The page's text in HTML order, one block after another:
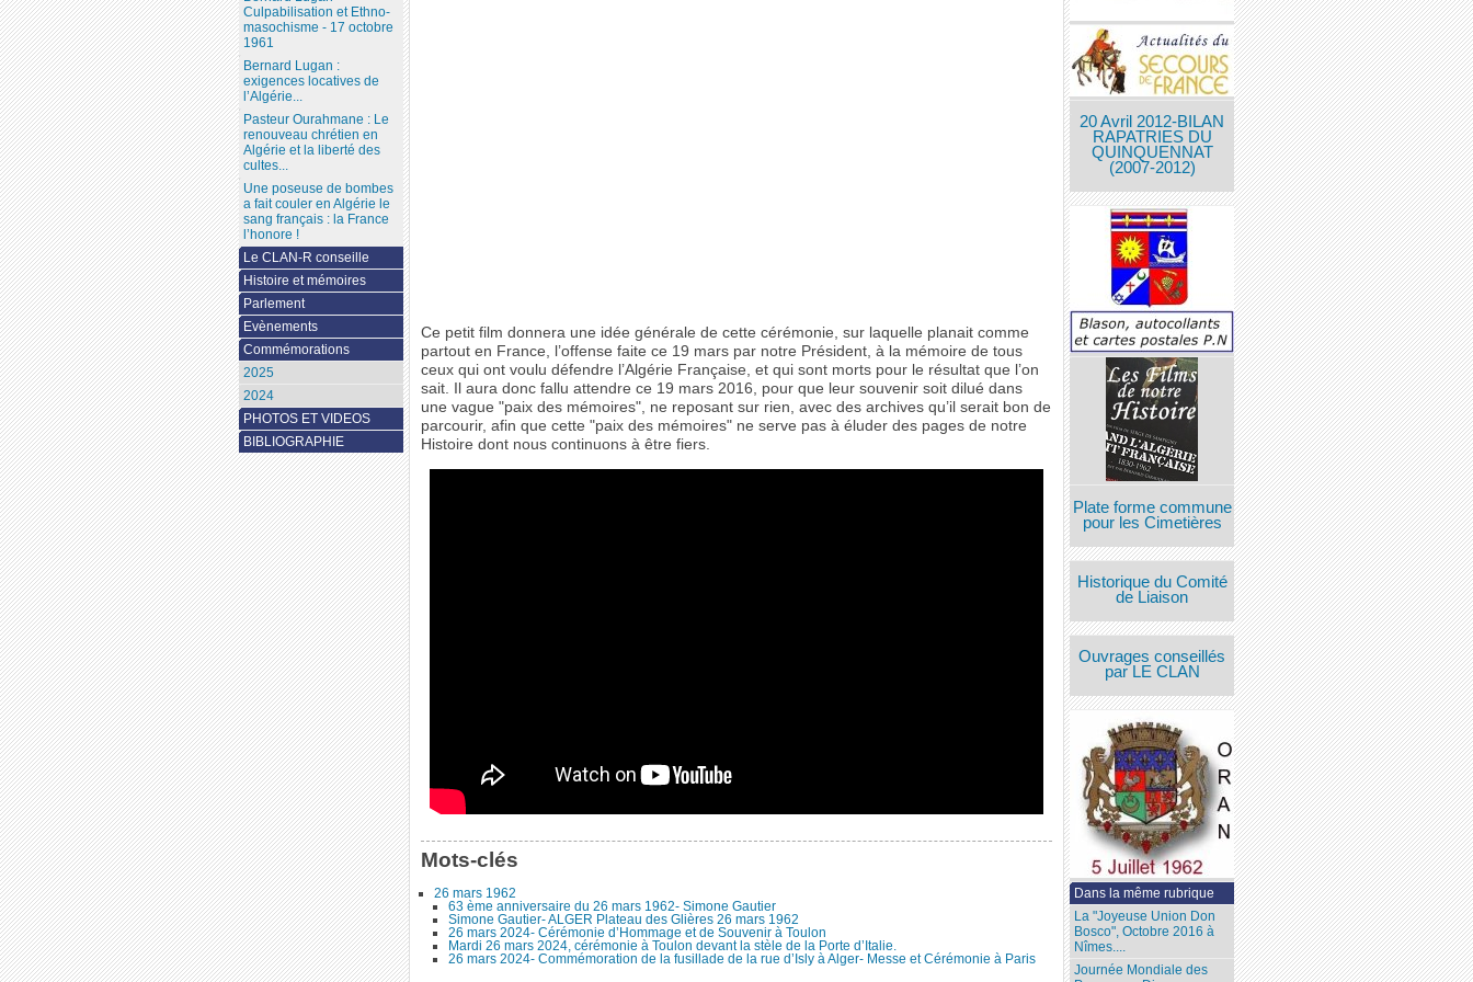
Ce petit film donnera une idée générale de cette cérémonie, sur laquelle planait comme
partout en France, l’offense faite ce 19 mars par notre Président, à la mémoire de tous
ceux qui ont voulu défendre l’Algérie Française, et qui sont morts pour le résultat que l’on
sait. Il aura donc fallu attendre ce 19 mars 2016, pour que leur souvenir soit dilué dans
une vague "paix des mémoires", ne reposant sur rien, avec des archives qu’il serait bon de
parcourir, afin que cette "paix des mémoires" ne serve pas à éluder des pages de notre
Histoire dont nous continuons à être fiers.
Mots-clés
26 mars 1962
63 ème anniversaire du 26 mars 1962- Simone Gautier
Simone Gautier- ALGER Plateau des Glières 26 mars 1962
26 mars 2024- Cérémonie d’Hommage et de Souvenir à Toulon
Mardi 26 mars 2024, cérémonie à Toulon devant la stèle de la Porte d’Italie.
26 mars 2024- Commémoration de la fusillade de la rue d’Isly à Alger- Messe et Cérémonie à Paris
20 Avril 2012-BILAN
RAPATRIES DU
QUINQUENNAT
(2007-2012)
Plate forme commune
pour les Cimetières
Historique du Comité
de Liaison
Ouvrages conseillés
par LE CLAN
Dans la même rubrique
La "Joyeuse Union Don
Bosco", Octobre 2016 à
Nîmes....
Journée Mondiale des
Culpabilisation et Ethno-
masochisme - 17 octobre
1961
Bernard Lugan :
exigences locatives de
l’Algérie...
Pasteur Ourahmane : Le
renouveau chrétien en
Algérie et la liberté des
cultes...
Une poseuse de bombes
a fait couler en Algérie le
sang français : la France
l’honore !
Le CLAN-R conseille
Histoire et mémoires
Parlement
Evènements
Commémorations
2025
2024
PHOTOS ET VIDEOS
BIBLIOGRAPHIE